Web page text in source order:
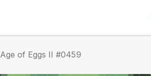
Age of Eggs II #0459